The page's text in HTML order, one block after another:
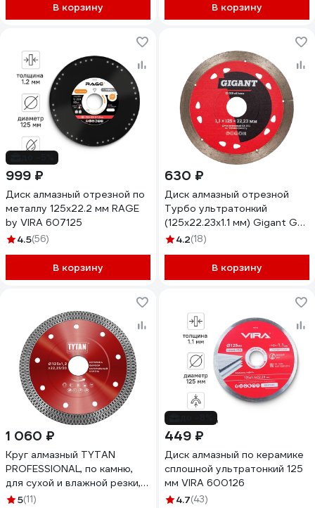
В корзину В корзину
999 ₽
Диск алмазный отрезной по
металлу 125х22.2 мм RAGE
by VIRA 607125
4.5(56)
В корзину
630 ₽
Диск алмазный отрезной
Турбо ультратонкий
(125x22.23х1.1 мм) Gigant Gd-
25114.2(18)
В корзину
1 060 ₽
Круг алмазный TYTAN
PROFESSIONAL, по камню,
для сухой и влажной резки,
супер тонкий, 125 x 1,2 x
5(11)
449 ₽
Диск алмазный по керамике
сплошной ультратонкий 125
мм VIRA 600126
4.7(43)